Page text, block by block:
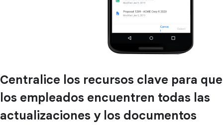
Centralice los recursos clave para que
los empleados encuentren todas las
actualizaciones y los documentos